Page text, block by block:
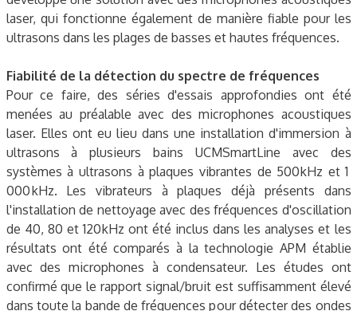
laser, qui fonctionne également de manière fiable pour les
ultrasons dans les plages de basses et hautes fréquences.
Fiabilité de la détection du spectre de fréquences
Pour ce faire, des séries d'essais approfondies ont été
menées au préalable avec des microphones acoustiques
laser. Elles ont eu lieu dans une installation d'immersion à
ultrasons à plusieurs bains UCMSmartLine avec des
systèmes à ultrasons à plaques vibrantes de 500 kHz et 1
000 kHz. Les vibrateurs à plaques déjà présents dans
l'installation de nettoyage avec des fréquences d'oscillation
de 40, 80 et 120 kHz ont été inclus dans les analyses et les
résultats ont été comparés à la technologie APM établie
avec des microphones à condensateur. Les études ont
confirmé que le rapport signal/bruit est suffisamment élevé
dans toute la bande de fréquences pour détecter des ondes